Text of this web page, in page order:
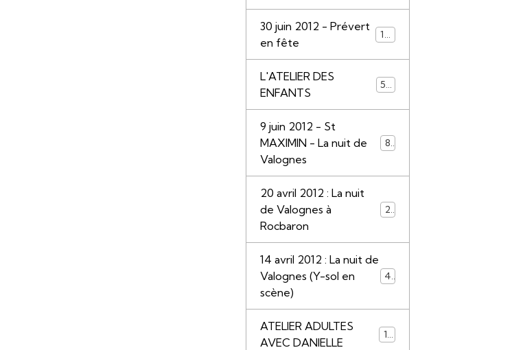
30 juin 2012 - Prévert
en fête
110
L'ATELIER DES
ENFANTS
55
9 juin 2012 - St
MAXIMIN - La nuit de
Valognes
85
20 avril 2012 : La nuit
de Valognes à
Rocbaron
28
14 avril 2012 : La nuit de
Valognes (Y-sol en
scène)
45
ATELIER ADULTES
AVEC DANIELLE
14